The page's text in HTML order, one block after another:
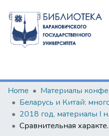
Communities & Collections
All of DSpace
Statistics
Home
2018 год,
Сравнительная